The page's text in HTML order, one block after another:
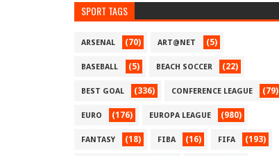
SPORT TAGS
ARSENAL (70) ART@NET (5)
BASEBALL (5) BEACH SOCCER (22)
BEST GOAL (336) CONFERENCE LEAGUE (79)
EURO (176) EUROPA LEAGUE (980)
FANTASY (18) FIBA (16) FIFA (193)